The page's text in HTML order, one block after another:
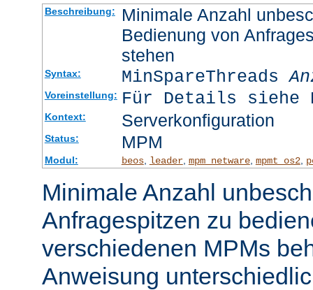
Beschreibung:
Minimale Anzahl
Bedienung von
stehen
Syntax: MinSpareThreads
Voreinstellung: Für Details siehe
Kontext: Serverkonfiguration
Status: MPM
Modul: beos, leader, mpm_netware, mpmt_os2,
Minimale Anzahl
Anfragespitzen zu
verschiedenen MPMs
Anweisung